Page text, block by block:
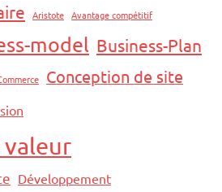
Aristote Avantage compétitif
model Business-Plan
Conception de site
Développement